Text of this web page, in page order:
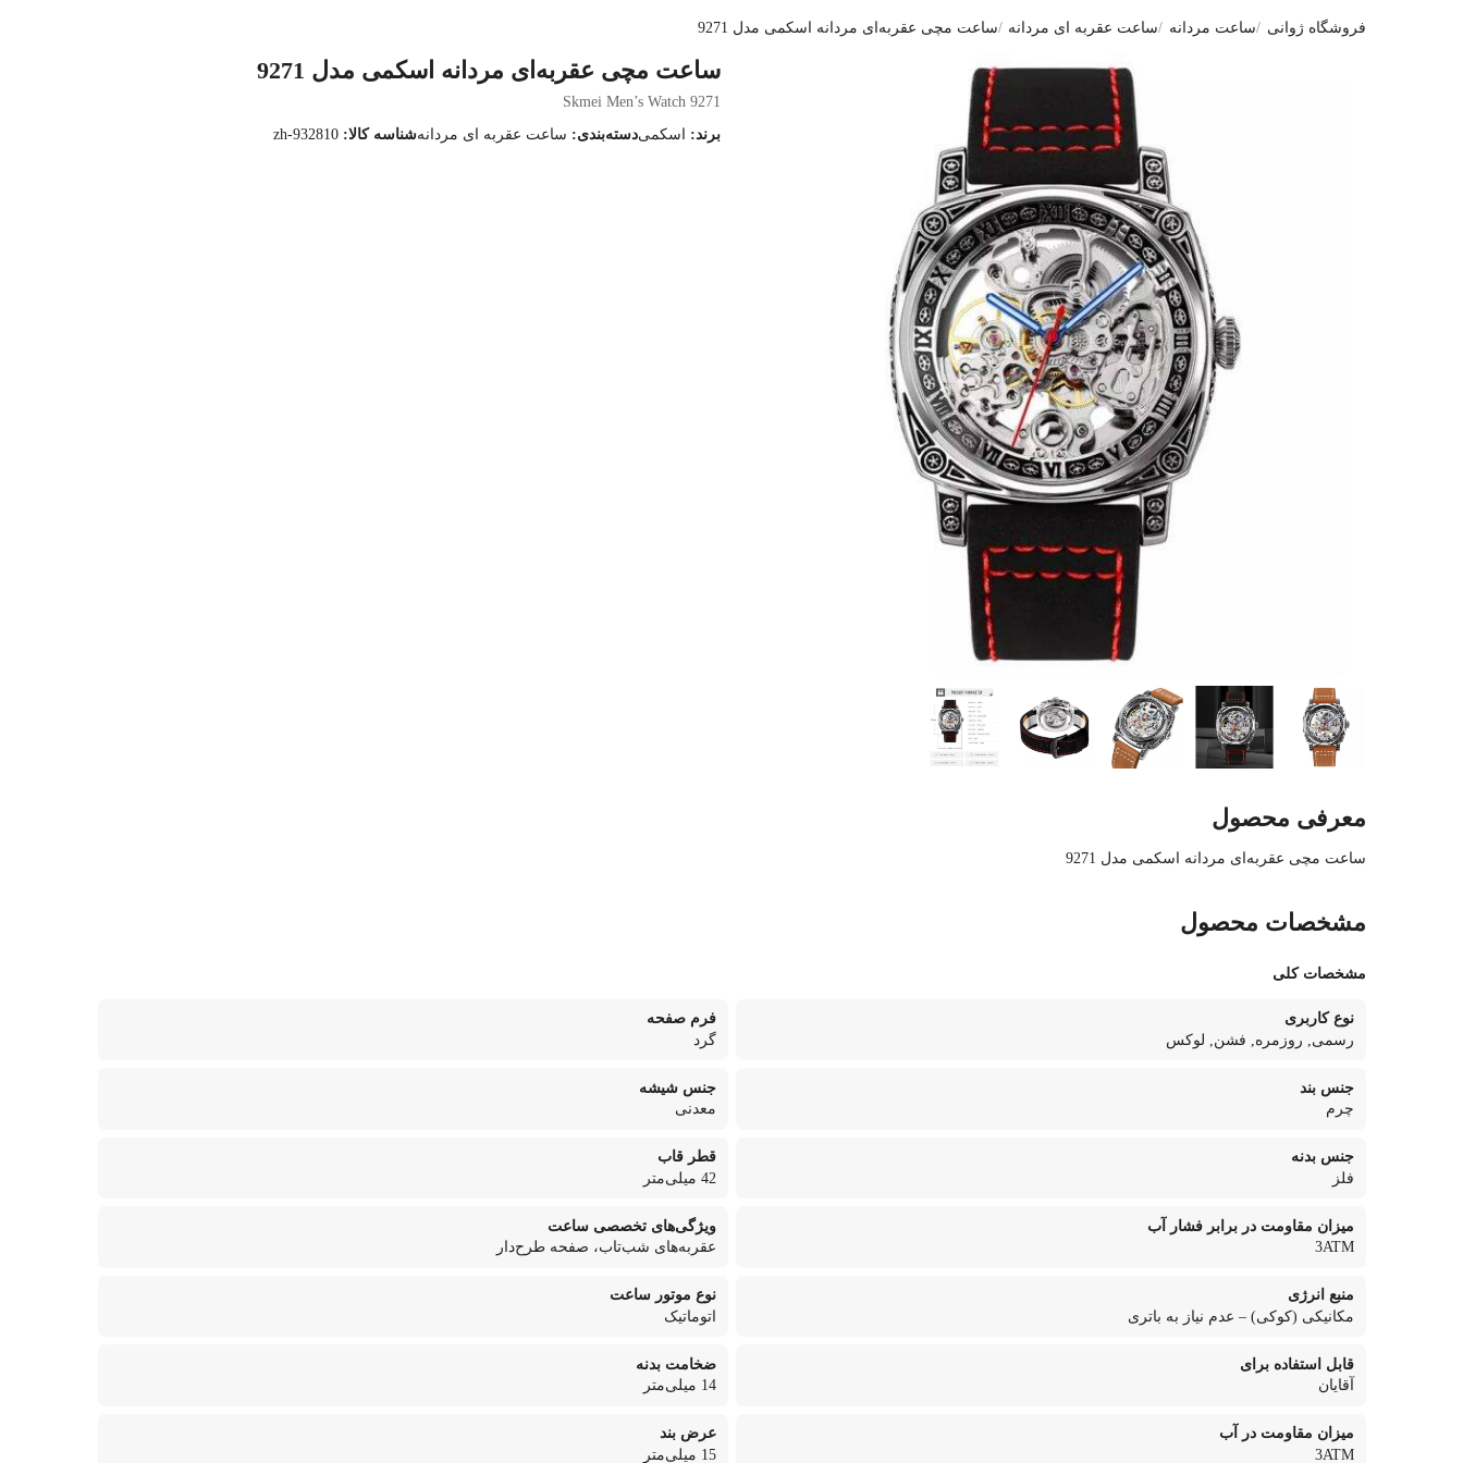
فروشگاه ژوانی ساعت مردانه ساعت عقربه ای مردانه ساعت مچی عقربه‌ای مردانه اسکمی مدل 9271
ساعت مچی عقربه‌ای مردانه اسکمی مدل 9271
Skmei Men’s Watch 9271
برند:
اسکمیدسته‌بندی: ساعت عقربه ای مردانهشناسه کالا: zh-932810
معرفی محصول
ساعت مچی عقربه‌ای مردانه اسکمی مدل 9271
مشخصات محصول
مشخصات کلی
نوع کاربری
رسمی, روزمره, فشن, لوکس
فرم صفحه
گرد
جنس بند
چرم
جنس شیشه
معدنی
جنس بدنه
فلز
قطر قاب
42 میلی‌متر
میزان مقاومت در برابر فشار آب
3ATM
ویژگی‌های تخصصی ساعت
عقربه‌های شب‌تاب، صفحه طرح‌دار
منبع انرژی
مکانیکی (کوکی) – عدم نیاز به باتری
نوع موتور ساعت
اتوماتیک
قابل استفاده برای
آقایان
ضخامت بدنه
14 میلی‌متر
میزان مقاومت در آب
3ATM
عرض بند
15 میلی‌متر